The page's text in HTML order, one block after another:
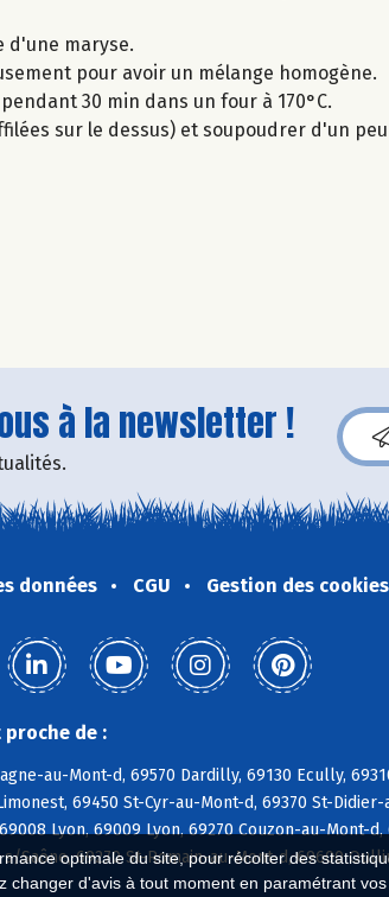
optimale du site, pour récolter des
d'avis à tout moment en paramétrant
d'une maryse.
pour avoir un mélange homogène.
30 min dans un four à 170°C.
sur le dessus) et soupoudrer d'un
à la newsletter !
données CGU Gestion des cookies
de :
au-Mont-d, 69570 Dardilly, 69130 Ecully,
69450 St-Cyr-au-Mont-d, 69370 St-Didier-
Lyon, 69009 Lyon, 69270 Couzon-au-Mont-
Saône, 69270 St-Romain-au-Mont-d, 69600